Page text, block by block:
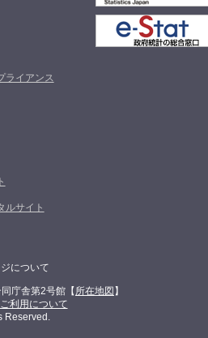
ライアンス
ルサイト
について
庁舎第2号館【 所在地図 】
利用について